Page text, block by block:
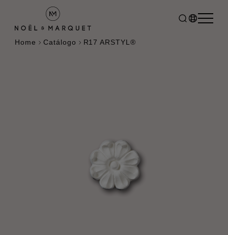
Home Catálogo R17 ARSTYL®